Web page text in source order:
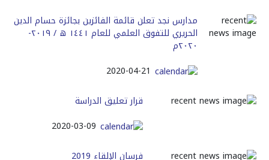
مدارس نجد تعلن قائمة الفائزين بجائزة حسام الدين
الحريري للتفوق العلمي للعام ١٤٤١ ه / ٢٠١٩-
٢٠٢٠م
2020-04-21
قرار تعليق الدراسة
2020-03-09
فرسان الإلقاء 2019